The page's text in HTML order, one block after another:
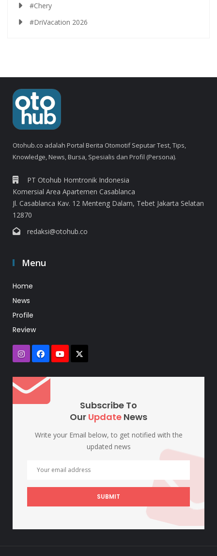
#Chery
#DriVacation 2026
Otohub.co adalah Portal Berita Otomotif Seputar Test, Tips,
Knowledge, News, Bursa, Spesialis dan Profil (Persona).
PT Otohub Homtronik Indonesia
Komersial Area Apartemen Casablanca
Jl. Casablanca Kav. 12 Menteng Dalam, Tebet Jakarta Selatan
12870
redaksi@otohub.co
Menu
Home
News
Profile
Review
Subscribe To
Our Update News
Write your Email below, to get notified with the
updated news
SUBMIT